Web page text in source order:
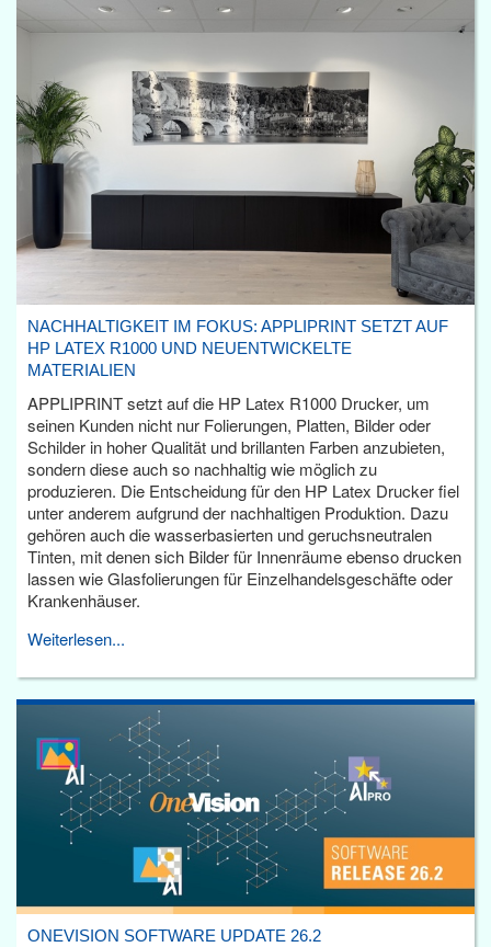
NACHHALTIGKEIT IM FOKUS: APPLIPRINT SETZT AUF
HP LATEX R1000 UND NEUENTWICKELTE
MATERIALIEN
APPLIPRINT setzt auf die HP Latex R1000 Drucker, um
seinen Kunden nicht nur Folierungen, Platten, Bilder oder
Schilder in hoher Qualität und brillanten Farben anzubieten,
sondern diese auch so nachhaltig wie möglich zu
produzieren. Die Entscheidung für den HP Latex Drucker fiel
unter anderem aufgrund der nachhaltigen Produktion. Dazu
gehören auch die wasserbasierten und geruchsneutralen
Tinten, mit denen sich Bilder für Innenräume ebenso drucken
lassen wie Glasfolierungen für Einzelhandelsgeschäfte oder
Krankenhäuser.
Weiterlesen...
ONEVISION SOFTWARE UPDATE 26.2